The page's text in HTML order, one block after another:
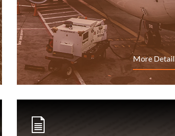
More Detail